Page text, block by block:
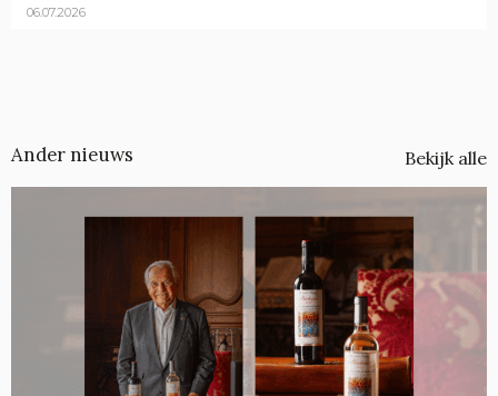
06.07.2026
Ander nieuws Bekijk alle